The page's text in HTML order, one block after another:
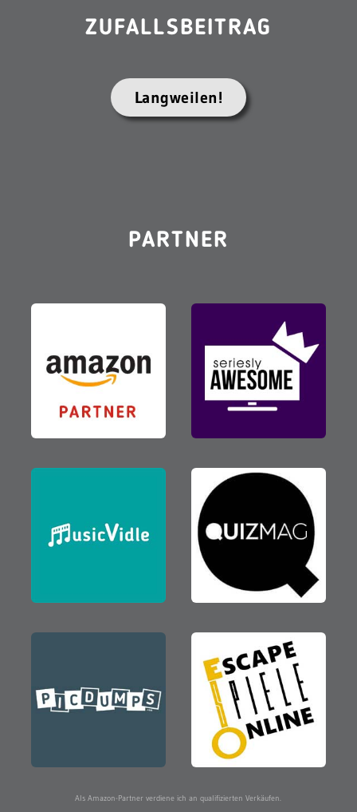
ZUFALLSBEITRAG
Langweilen!
PARTNER
Als Amazon-Partner verdiene ich an qualifizierten Verkäufen.